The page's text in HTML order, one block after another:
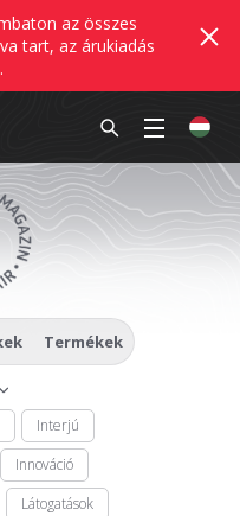
az összes
tart, az árukiadás
Termékek
Interjú
Innováció
Látogatások